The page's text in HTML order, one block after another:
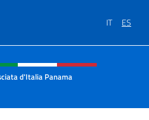
IT ES
sitio web,
d'Italia Panama